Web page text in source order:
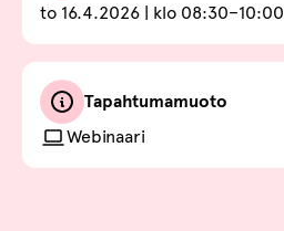
to 16.4.2026 | klo 08:30–10:00
Tapahtumamuoto
Webinaari